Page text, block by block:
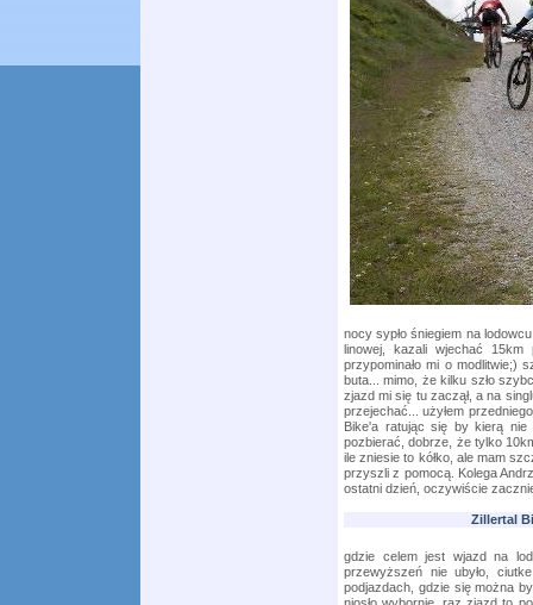
nocy sypło śniegiem na
linowej, kazali wjechać
przypominało mi o modlitwie;)
buta... mimo, że kilku szło
zjazd mi się tu zaczął, a na
przejechać... użyłem
Bike'a ratując się by kierą nie
pozbierać, dobrze, że tylko
ile zniesie to kółko, ale mam
przyszli z pomocą. Kolega
ostatni dzień, oczywiście
Zillertal
gdzie celem jest wjazd na
przewyższeń nie ubyło,
podjazdach, gdzie się można